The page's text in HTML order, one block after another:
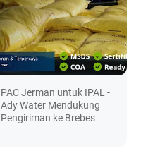
PAC Jerman untuk IPAL -
Ady Water Mendukung
Pengiriman ke Brebes